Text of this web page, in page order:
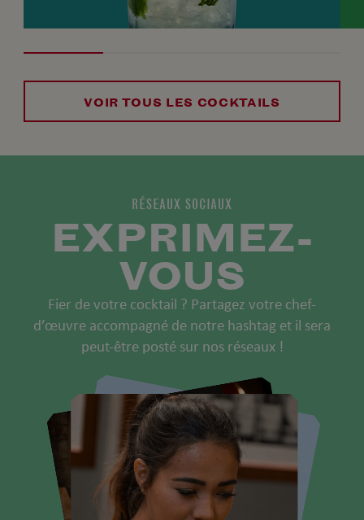
VOIR TOUS LES COCKTAILS
RÉSEAUX SOCIAUX
EXPRIMEZ-
VOUS
Fier de votre cocktail ? Partagez votre chef-
d’œuvre accompagné de notre hashtag et il sera
peut-être posté sur nos réseaux !